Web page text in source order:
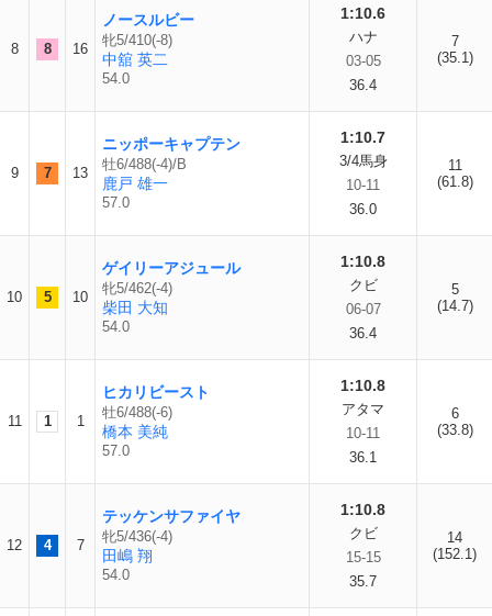
8 8 16
ノースルビー
牝5/410(-8)
中舘 英二
54.0
1:10.6
ハナ
03-05
36.4
7
(35.1)
9 7 13
ニッポーキャプテン
牡6/488(-4)/B
鹿戸 雄一
57.0
1:10.7
3/4馬身
10-11
36.0
11
(61.8)
10 5 10
ゲイリーアジュール
牝5/462(-4)
柴田 大知
54.0
1:10.8
クビ
06-07
36.4
5
(14.7)
11 1 1
ヒカリビースト
牡6/488(-6)
橋本 美純
57.0
1:10.8
アタマ
10-11
36.1
6
(33.8)
12 4 7
テッケンサファイヤ
牝5/436(-4)
田嶋 翔
54.0
1:10.8
クビ
15-15
35.7
14
(152.1)